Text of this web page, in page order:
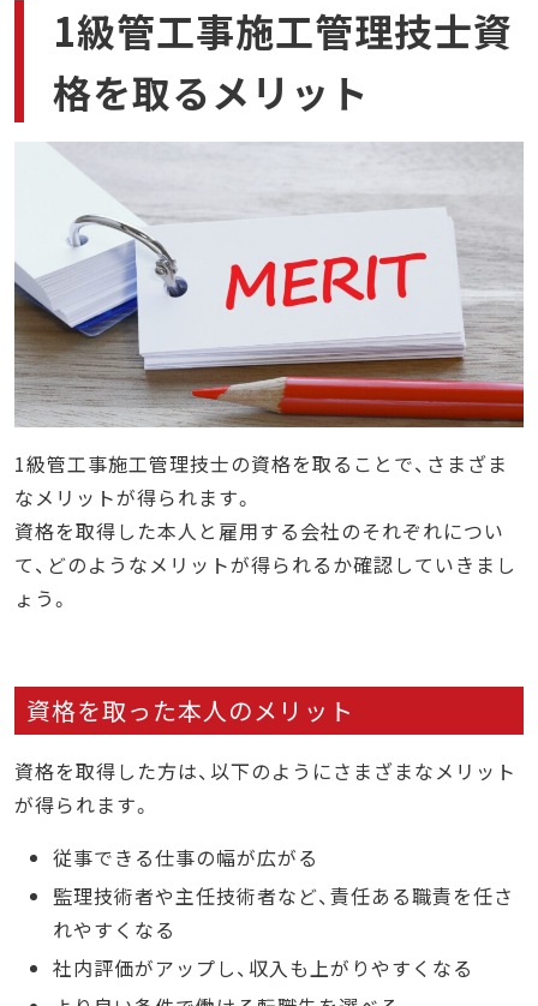
1級管工事施工管理技士資
格を取るメリット
1級管工事施工管理技士の資格を取ることで、さまざま
なメリットが得られます。
資格を取得した本人と雇用する会社のそれぞれについ
て、どのようなメリットが得られるか確認していきまし
ょう。
資格を取った本人のメリット
資格を取得した方は、以下のようにさまざまなメリット
が得られます。
従事できる仕事の幅が広がる
監理技術者や主任技術者など、責任ある職責を任さ
れやすくなる
社内評価がアップし、収入も上がりやすくなる